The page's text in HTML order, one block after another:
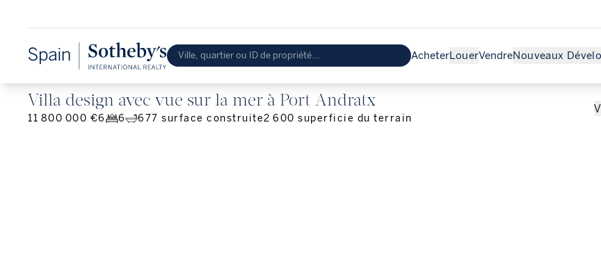
AcheterLouerVendreNouveaux
Villa design avec vue sur la mer à Port Andratx
11 800 000 €6 6 677 surface construite2 600 superficie du terrain